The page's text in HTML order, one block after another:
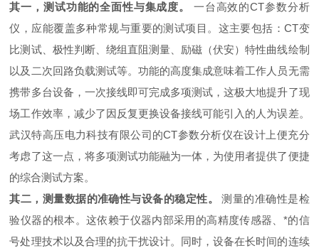
其一，测试功能的全面性与集成度。
一台高效的CT参数分析
仪，应能覆盖多种常规与重要的测试项目。这主要包括：CT变
比测试、极性判断、绕组直阻测量、励磁（伏安）特性曲线绘制
以及二次回路负载测试等。功能的高度集成意味着工作人员无需
携带多台设备，一次接线即可完成多项测试，这极大地提升了现
场工作效率，减少了因反复更换设备接线可能引入的人为误差。
武汉特高压电力科技有限公司的CT参数分析仪在设计上便充分
考虑了这一点，将多项测试功能融为一体，为使用者提供了便捷
的综合测试方案。
其二，测量数据的准确性与设备的稳定性。
测量的准确性是检
验仪器的根本。这依赖于仪器内部采用的高精度传感器、*的信
号处理技术以及合理的抗干扰设计。同时，设备在长时间的连续